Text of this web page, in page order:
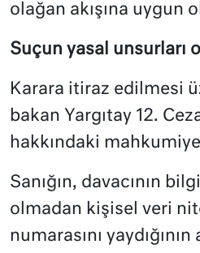
olağan akışına uygun
Suçun yasal unsurları
Karara itiraz edilmesi
bakan Yargıtay 12.
hakkındaki
Sanığın, davacının
olmadan kişisel veri
numarasını yaydığının